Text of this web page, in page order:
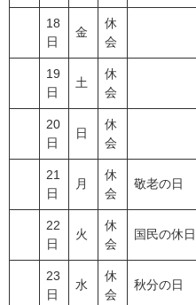
18
日
金
休
会
19
日
土
休
会
20
日
日
休
会
21
日
月
休
会
敬老の日
22
日
火
休
会
国民の休日
23
日
水
休
会
秋分の日